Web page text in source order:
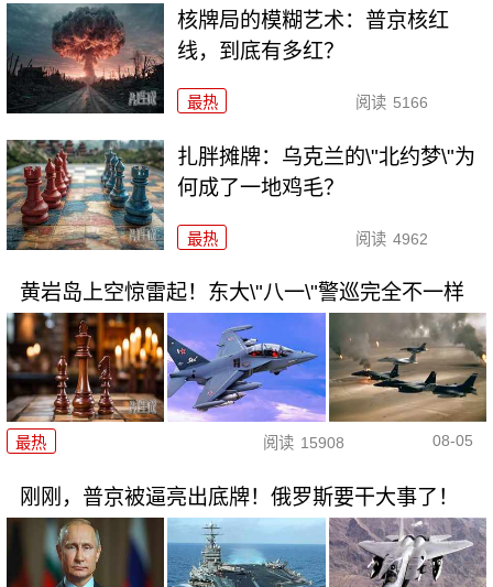
核牌局的模糊艺术：普京核红
线，到底有多红？
最热 阅读 5166
扎胖摊牌：乌克兰的\"北约梦\"为
何成了一地鸡毛？
最热 阅读 4962
黄岩岛上空惊雷起！东大\"八一\"警巡完全不一样
最热 阅读 15908 08-05
刚刚，普京被逼亮出底牌！俄罗斯要干大事了！